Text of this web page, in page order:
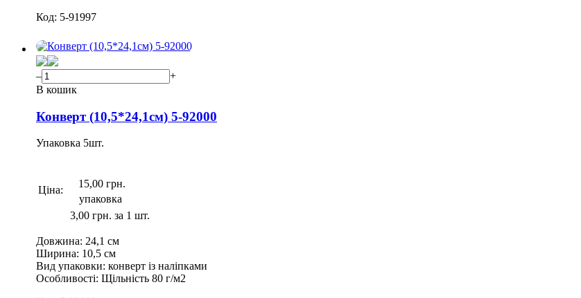
Код: 5-91997
–
+
В кошик
Конверт (10,5*24,1см) 5-92000
Упаковка 5шт.
Ціна:
15,00 грн.
упаковка
3,00 грн. за 1 шт.
Довжина: 24,1 см
Ширина: 10,5 см
Вид упаковки: конверт із наліпками
Особливості: Щільність 80 г/м2